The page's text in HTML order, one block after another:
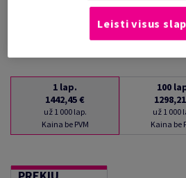
1 lap.
1442,45 €
už 1 000 lap.
Kaina be PVM
100
už 1 000
Kaina be
Leisti visus